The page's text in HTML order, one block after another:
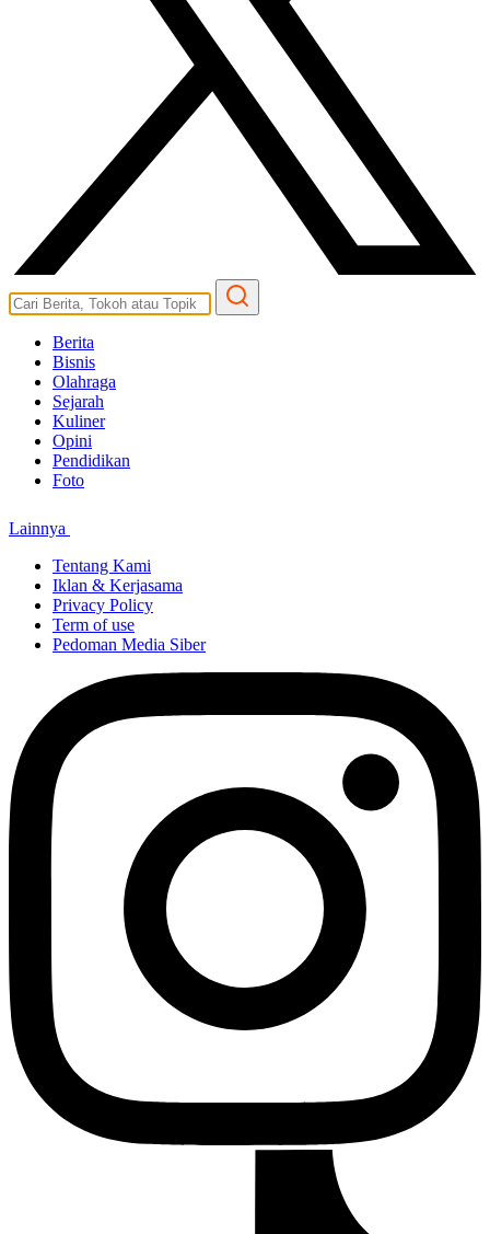
Berita
Bisnis
Olahraga
Sejarah
Kuliner
Opini
Pendidikan
Foto
Lainnya
Tentang Kami
Iklan & Kerjasama
Privacy Policy
Term of use
Pedoman Media Siber